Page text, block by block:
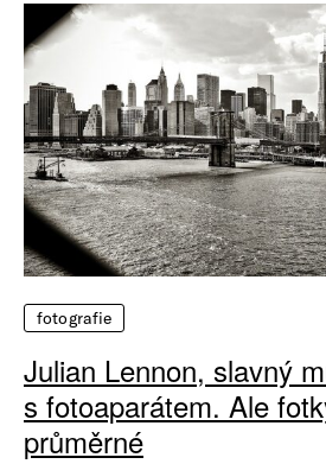
fotografie
Julian Lennon, slavný
s fotoaparátem. Ale
průměrné